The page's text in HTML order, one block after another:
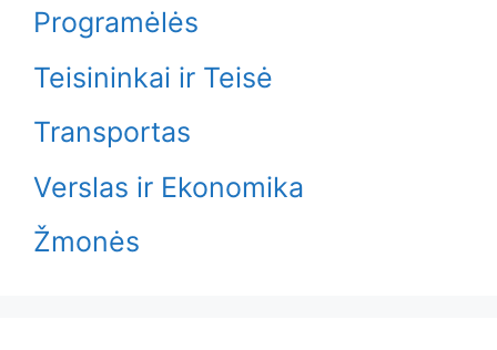
Programėlės
Teisininkai ir Teisė
Transportas
Verslas ir Ekonomika
Žmonės